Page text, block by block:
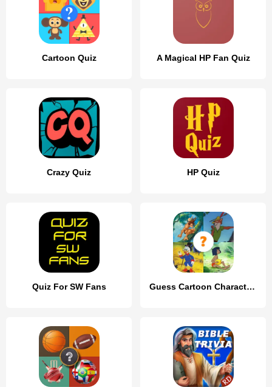
Cartoon Quiz A Magical HP Fan Quiz
Crazy Quiz HP Quiz
Quiz For SW Fans Guess Cartoon Character Quiz